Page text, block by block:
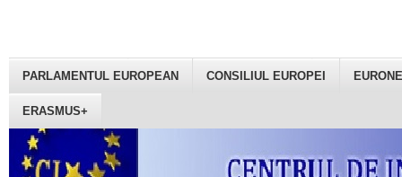
PARLAMENTUL EUROPEAN CONSILIUL EUROPEI
ERASMUS+